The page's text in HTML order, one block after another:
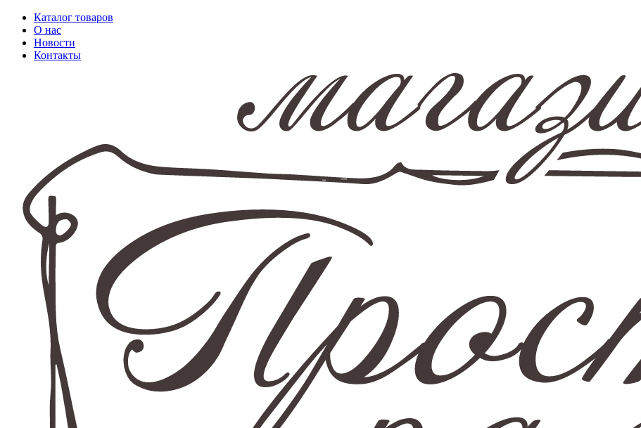
Каталог товаров
О нас
Новости
Контакты